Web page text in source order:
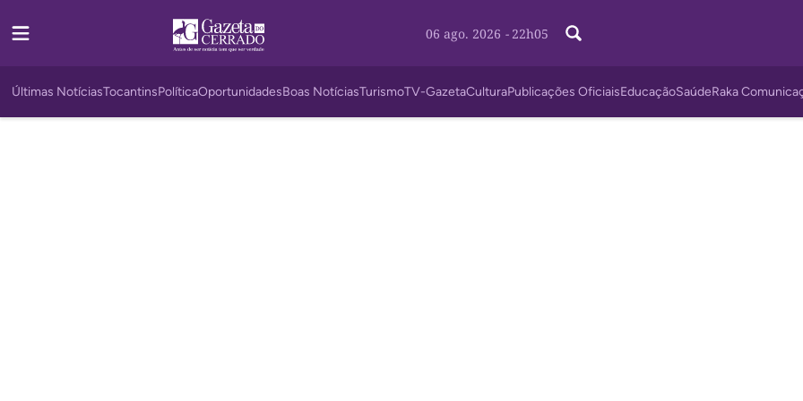
06 ago. 2026 - 22h05
Últimas NotíciasTocantinsPolíticaOportunidadesBoas NotíciasTurismoTV-GazetaCulturaPublicações OficiaisEducaçãoSaúdeRaka